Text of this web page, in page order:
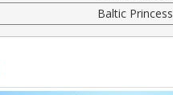
Baltic Princess